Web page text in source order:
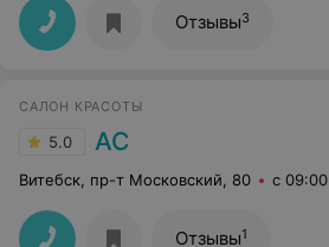
Отзывы3
САЛОН КРАСОТЫ
5.0 АС
Витебск, пр-т Московский, 80 с 09:00
Отзывы1